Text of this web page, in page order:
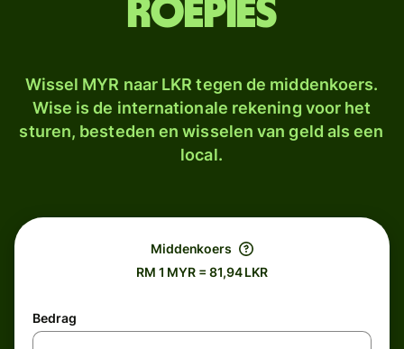
roepies
Wissel MYR naar LKR tegen de middenkoers.
Wise is de internationale rekening voor het
sturen, besteden en wisselen van geld als een
local.
Middenkoers
RM 1 MYR = 81,94 LKR
Bedrag